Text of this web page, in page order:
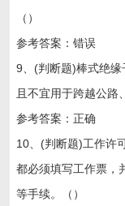
（）
参考答案：错误
9、(判断题)棒式绝缘
且不宜用于跨越公路
参考答案：正确
10、(判断题)工作许
都必须填写工作票，
等手续。（）